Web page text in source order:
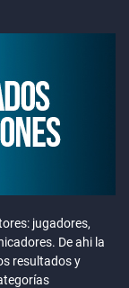
jugadores,
De ahi la
resultados y